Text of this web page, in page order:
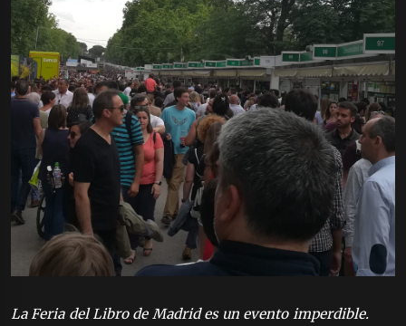
La Feria del Libro de Madrid es un evento imperdible.